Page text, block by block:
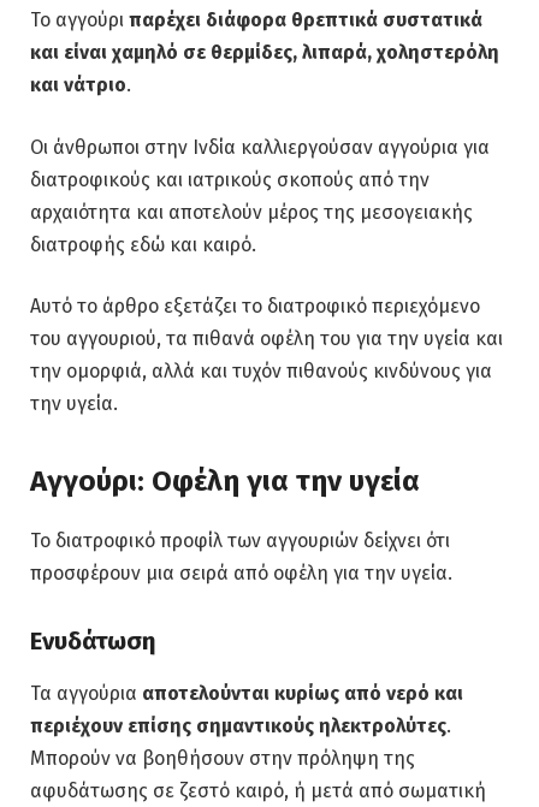
Το αγγούρι παρέχει διάφορα θρεπτικά συστατικά
και είναι χαμηλό σε θερμίδες, λιπαρά, χοληστερόλη
και νάτριο.
Οι άνθρωποι στην Ινδία καλλιεργούσαν αγγούρια για
διατροφικούς και ιατρικούς σκοπούς από την
αρχαιότητα και αποτελούν μέρος της μεσογειακής
διατροφής εδώ και καιρό.
Αυτό το άρθρο εξετάζει το διατροφικό περιεχόμενο
του αγγουριού, τα πιθανά οφέλη του για την υγεία και
την ομορφιά, αλλά και τυχόν πιθανούς κινδύνους για
την υγεία.
Αγγούρι: Οφέλη για την υγεία
Το διατροφικό προφίλ των αγγουριών δείχνει ότι
προσφέρουν μια σειρά από οφέλη για την υγεία.
Ενυδάτωση
Τα αγγούρια αποτελούνται κυρίως από νερό και
περιέχουν επίσης σημαντικούς ηλεκτρολύτες.
Μπορούν να βοηθήσουν στην πρόληψη της
αφυδάτωσης σε ζεστό καιρό, ή μετά από σωματική